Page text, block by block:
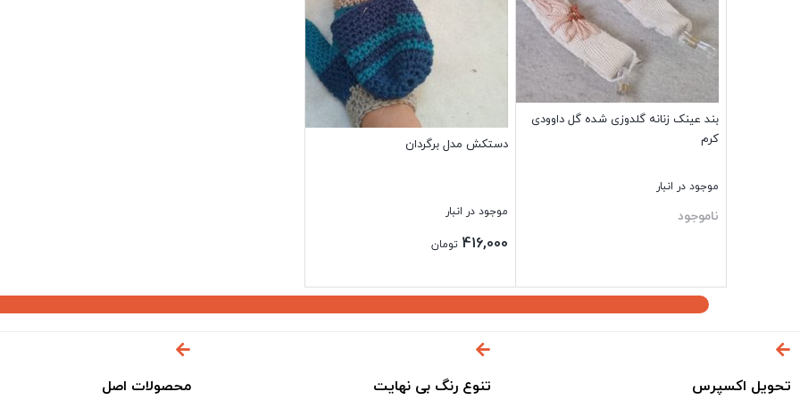
بند عینک زنانه گلدوزی شده گل داوودی
کرم
موجود در انبار
ناموجود
بستن
دستکش مدل برگردان
موجود در انبار
416,000 تومان
تحویل اکسپرس تنوع رنگ بی نهایت محصولات اصل